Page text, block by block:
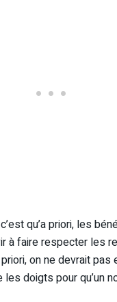
qu’a priori, les
à faire respecter les
on ne devrait pas
doigts pour qu’un